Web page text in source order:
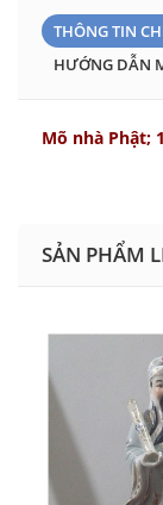
THÔNG TIN
HƯỚNG DẪN
Mõ nhà Phật;
SẢN PHẨM